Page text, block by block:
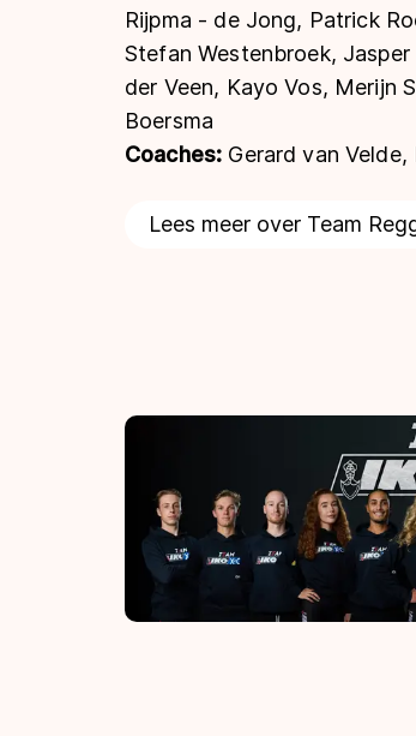
Rijpma - de Jong, Patrick
Stefan Westenbroek,
der Veen, Kayo Vos, Merijn
Boersma
Coaches: Gerard van
Lees meer over Team